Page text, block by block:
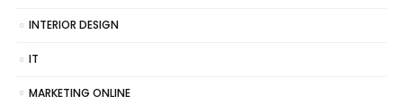
INTERIOR DESIGN
IT
MARKETING ONLINE